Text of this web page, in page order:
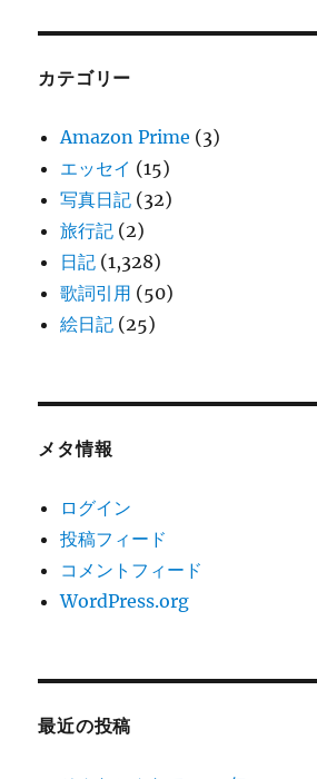
カテゴリー
Amazon Prime (3)
エッセイ (15)
写真日記 (32)
旅行記 (2)
日記 (1,328)
歌詞引用 (50)
絵日記 (25)
メタ情報
ログイン
投稿フィード
コメントフィード
WordPress.org
最近の投稿